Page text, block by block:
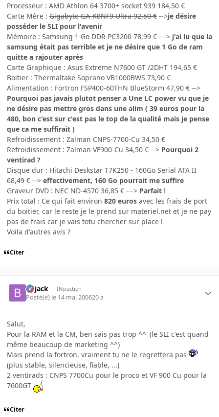
Processeur : AMD Athlon 64 3700+ socket 939 184,50 €
Carte Mère : Gigabyte GA-K8NF9 Ultra 92,50 € -->je désire
posséder le SLI pour l'avenir
Mémoire : Samsung 1 Go DDR PC3200 78,99 € ---> j'ai lu que la
samsung était pas terrible et je ne désire que 1 Go de ram
quitte a rajouter après
Carte Graphique : Asus Extreme N7600 GT /2DHT 194,65 €
Boitier : Thermaltake Soprano VB1000BWS 73,90 €
Alimentation : Fortron FSP400-60THN BlueStorm 47,90 € -->
Pourquoi pas javais plutot penser a Une LC power vu que je
ne désire pas mettre gros dans une alim ( 39 euros pour la
480, bon c'est sur c'est pas le top de la qualité mais je pense
que ca me suffirait )
Refroidissement : Zalman CNPS-7700-Cu 34,50 €
Refroidissement : Zalman VF900-Cu 34,50 € --> Pourquoi 2
ventirad ?
Disque dur : Hitachi Deskstar T7K250 - 160Go Serial ATA II
68,49 € --> effectivement, 160 Go pourrait me suffire
Graveur DVD : NEC ND-4570 36,85 € ---> Parfait !
Prix total : Ce qui fait environ 820 euros avec les frais de port
du boitier, car le reste je le prend sur materiel.net et je ne pay
pas de frais car je vais totu chercher sur place !
Voila d'autres avis ?
Citer
Bojack INpactien
Posté(e) le 14 mai 200620 a
Salut,
Pour la RAM et la CM, ben sais pas trop ^^' (le SLI c'est quand
même beaucoup de marketing ^^)
Mais prend la fortron, vraiment tu ne le regrettera pas
(plus stable, silencieuse, fiable, ...)
2 ventirads : CNPS 7700Cu pour le proco et VF 900 Cu pour la
7600GT
Citer